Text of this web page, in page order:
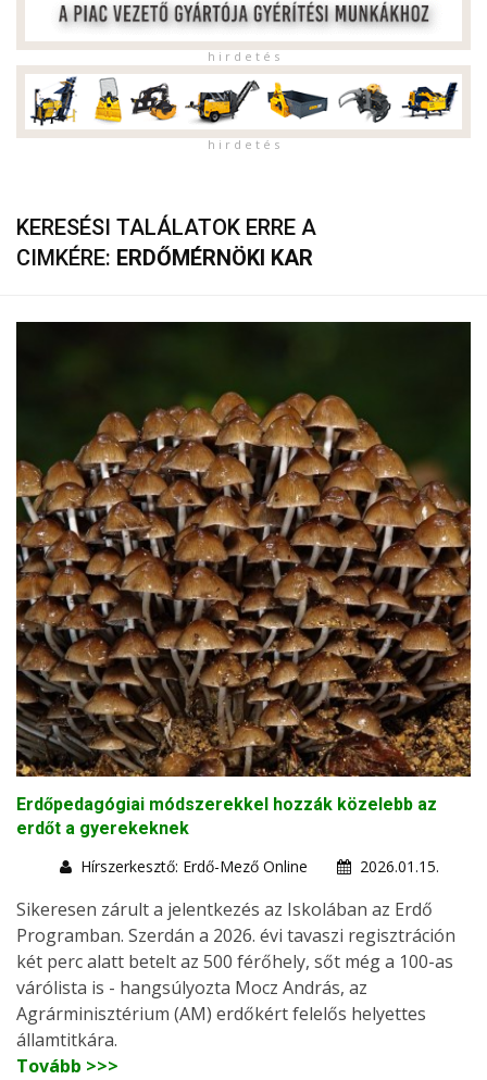
h i r d e t é s
h i r d e t é s
KERESÉSI TALÁLATOK ERRE A
CIMKÉRE: ERDŐMÉRNÖKI KAR
Erdőpedagógiai módszerekkel hozzák közelebb az
erdőt a gyerekeknek
Hírszerkesztő: Erdő-Mező Online
2026.01.15.
Sikeresen zárult a jelentkezés az Iskolában az Erdő
Programban. Szerdán a 2026. évi tavaszi regisztráción
két perc alatt betelt az 500 férőhely, sőt még a 100-as
várólista is - hangsúlyozta Mocz András, az
Agrárminisztérium (AM) erdőkért felelős helyettes
államtitkára.
Tovább >>>